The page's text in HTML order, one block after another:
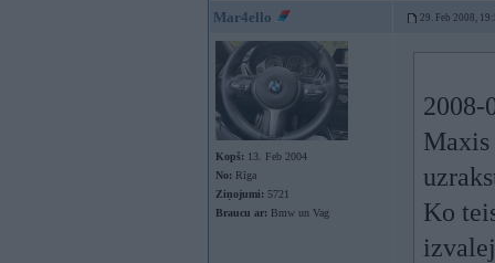
Mar4ello 29. Feb 2008,
Kopš: 13. Feb 2004
No: Rīga
Ziņojumi: 5721
Braucu ar: Bmw un Vag
2008-
Ko